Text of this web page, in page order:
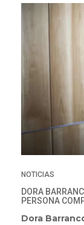
NOTICIAS
DORA
PERSONA
Dora